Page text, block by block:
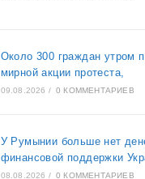
Около 300 граждан утром
мирной акции протеста,
09.08.2026 / 0 КОММЕНТАРИЕВ
У Румынии больше нет
финансовой поддержки
08.08.2026 / 0 КОММЕНТАРИЕВ